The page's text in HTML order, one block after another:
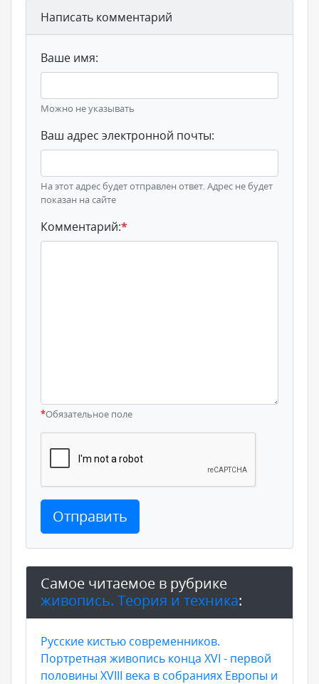
Написать комментарий
Ваше имя:
Можно не указывать
Ваш адрес электронной почты:
На этот адрес будет отправлен ответ. Адрес не будет
показан на сайте
Комментарий:*
*Обязательное поле
Отправить
Самое читаемое в рубрике
живопись. Теория и техника:
Русские кистью современников.
Портретная живопись конца XVI - первой
половины XVIII века в собраниях Европы и